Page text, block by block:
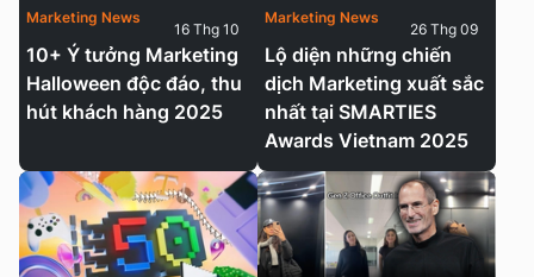
10+ Ý tưởng Marketing
Halloween độc đáo, thu
hút khách hàng 2025
Marketing News
16 Thg 10
Lộ diện những chiến
dịch Marketing xuất sắc
nhất tại SMARTIES
Awards Vietnam 2025
Marketing News
26 Thg 09